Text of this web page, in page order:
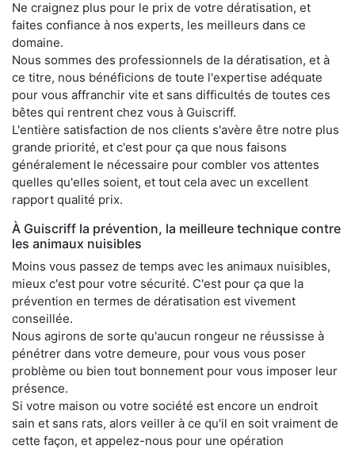
Ne craignez plus pour le prix de votre dératisation, et
faites confiance à nos experts, les meilleurs dans ce
domaine.
Nous sommes des professionnels de la dératisation, et à
ce titre, nous bénéficions de toute l'expertise adéquate
pour vous affranchir vite et sans difficultés de toutes ces
bêtes qui rentrent chez vous à Guiscriff.
L'entière satisfaction de nos clients s'avère être notre plus
grande priorité, et c'est pour ça que nous faisons
généralement le nécessaire pour combler vos attentes
quelles qu'elles soient, et tout cela avec un excellent
rapport qualité prix.
À Guiscriff la prévention, la meilleure technique contre
les animaux nuisibles
Moins vous passez de temps avec les animaux nuisibles,
mieux c'est pour votre sécurité. C'est pour ça que la
prévention en termes de dératisation est vivement
conseillée.
Nous agirons de sorte qu'aucun rongeur ne réussisse à
pénétrer dans votre demeure, pour vous vous poser
problème ou bien tout bonnement pour vous imposer leur
présence.
Si votre maison ou votre société est encore un endroit
sain et sans rats, alors veiller à ce qu'il en soit vraiment de
cette façon, et appelez-nous pour une opération